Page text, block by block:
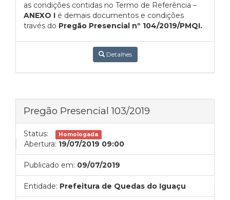
as condições contidas no Termo de Referência –
ANEXO I é demais documentos e condições
través do Pregão Presencial nº 104/2019/PMQI.
Detalhes
Pregão Presencial 103/2019
Status: Homologada
Abertura: 19/07/2019 09:00
Publicado em: 09/07/2019
Entidade: Prefeitura de Quedas do Iguaçu